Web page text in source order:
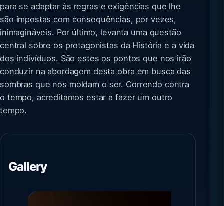
para se adaptar às regras e exigências que lhe
são impostas com consequências, por vezes,
inimagináveis. Por último, levanta uma questão
central sobre os protagonistas da História e a vida
dos indivíduos. São estes os pontos que nos irão
conduzir na abordagem desta obra em busca das
sombras que nos moldam o ser. Correndo contra
o tempo, acreditamos estar a fazer um outro
tempo.
Gallery